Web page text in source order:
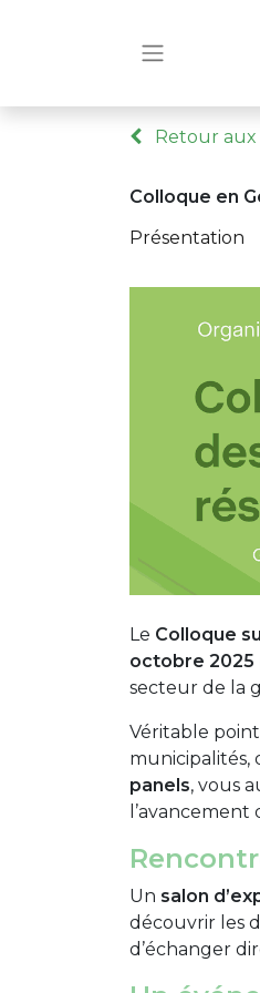
Retour
Colloque en
Présentation
Le Colloque
octobre 2025
secteur de la
Véritable
municipalités,
panels, vous
Un salon
découvrir les
d’échanger